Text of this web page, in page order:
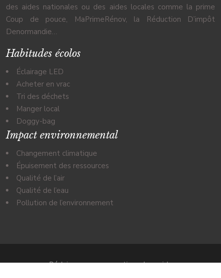
des aides nationales ou des aides locales comme la prime
Coup de pouce, MaPrimeRénov, la Réduction D’impôt
Denormandie…
Habitudes écolos
Éclairage LED
Acheter en vrac
Tri des déchets
Manger local
Doggy-bag
Impact environnemental
Changement climatique
Épuisement des ressources
Qualité de l’air
Qualité de l’eau
Pollution de l’environnement
Réduire sa consommation - Le guide